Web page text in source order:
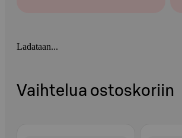
Ladataan...
Vaihtelua ostoskoriin